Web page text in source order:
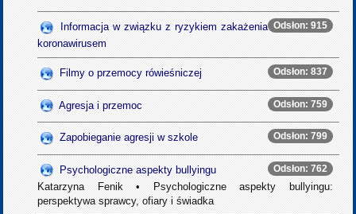
Odsłon: 915
Informacja w związku z ryzykiem zakażenia
koronawirusem
Odsłon: 837
Filmy o przemocy rówieśniczej
Odsłon: 759
Agresja i przemoc
Odsłon: 799
Zapobieganie agresji w szkole
Odsłon: 762
Psychologiczne aspekty bullyingu
Katarzyna Fenik • Psychologiczne aspekty bullyingu:
perspektywa sprawcy, ofiary i świadka